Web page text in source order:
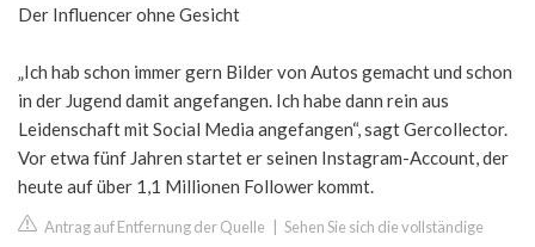
Der Influencer ohne Gesicht
„Ich hab schon immer gern Bilder von Autos gemacht und schon
in der Jugend damit angefangen. Ich habe dann rein aus
Leidenschaft mit Social Media angefangen“, sagt Gercollector.
Vor etwa fünf Jahren startet er seinen Instagram-Account, der
heute auf über 1,1 Millionen Follower kommt.
Antrag auf Entfernung der Quelle Sehen Sie sich die vollständige